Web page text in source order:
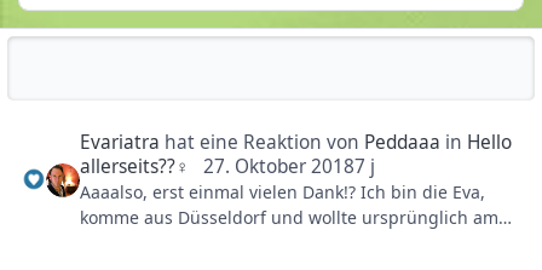
Evariatra hat eine Reaktion von Peddaaa in Hello
allerseits??‍♀️
27. Oktober 20187 j
Aaaalso, erst einmal vielen Dank!? Ich bin die Eva,
komme aus Düsseldorf und wollte ursprünglich am